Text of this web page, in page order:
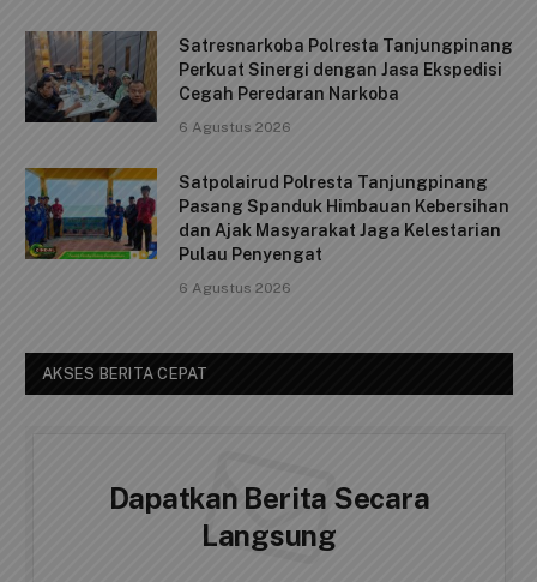
Satresnarkoba Polresta Tanjungpinang
Perkuat Sinergi dengan Jasa Ekspedisi
Cegah Peredaran Narkoba
6 Agustus 2026
Satpolairud Polresta Tanjungpinang
Pasang Spanduk Himbauan Kebersihan
dan Ajak Masyarakat Jaga Kelestarian
Pulau Penyengat
6 Agustus 2026
AKSES BERITA CEPAT
Dapatkan Berita Secara
Langsung